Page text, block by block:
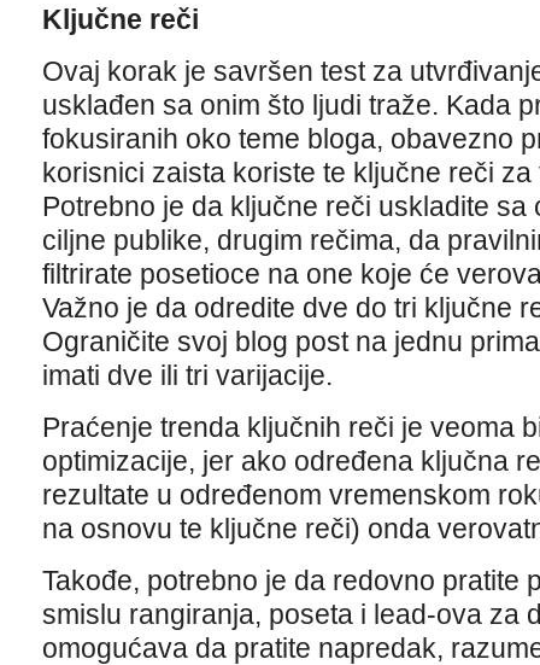
Ključne reči
Ovaj korak je savršen test za
usklađen sa onim što ljudi traže. Kada
fokusiranih oko teme bloga, obavezno
korisnici zaista koriste te ključne reči
Potrebno je da ključne reči uskladite
ciljne publike, drugim rečima, da
filtrirate posetioce na one koje će
Važno je da odredite dve do tri ključne
Ograničite svoj blog post na jednu
imati dve ili tri varijacije.
Praćenje trenda ključnih reči je veoma
optimizacije, jer ako određena ključna
rezultate u određenom vremenskom
na osnovu te ključne reči) onda
Takođe, potrebno je da redovno pratite
smislu rangiranja, poseta i lead-ova za
omogućava da pratite napredak,